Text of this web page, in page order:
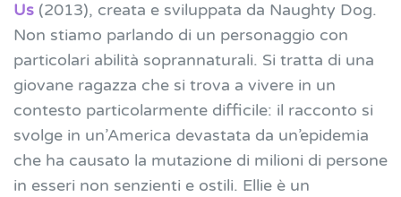
Us (2013), creata e sviluppata da Naughty Dog.
Non stiamo parlando di un personaggio con
particolari abilità soprannaturali. Si tratta di una
giovane ragazza che si trova a vivere in un
contesto particolarmente difficile: il racconto si
svolge in un’America devastata da un’epidemia
che ha causato la mutazione di milioni di persone
in esseri non senzienti e ostili. Ellie è un